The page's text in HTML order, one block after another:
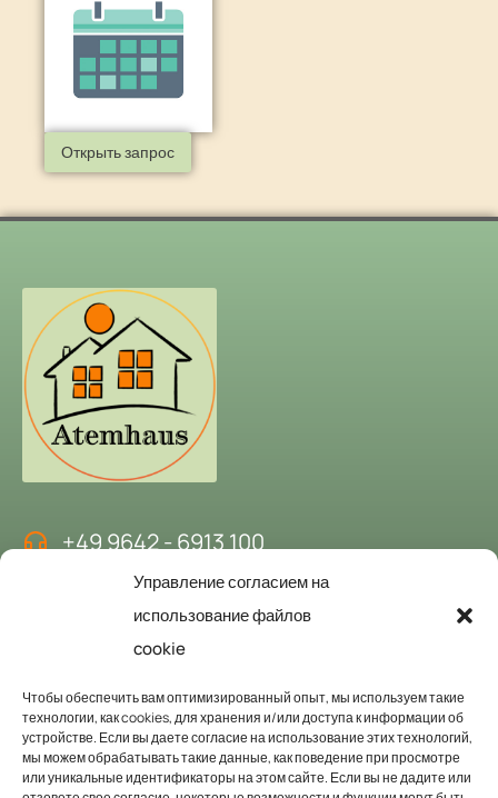
Управление согласием на
использование файлов
cookie
Чтобы обеспечить вам оптимизированный опыт, мы используем такие
технологии, как cookies, для хранения и/или доступа к информации об
устройстве. Если вы даете согласие на использование этих технологий,
мы можем обрабатывать такие данные, как поведение при просмотре
или уникальные идентификаторы на этом сайте. Если вы не дадите или
Открыть запрос
+49 9642 - 6913 100
kontakt@atemhaus-hubertushof.de
Забронируйте дом дыхания
Мы будем рады приветствовать вас в качестве наших гостей.
Запросить здесь